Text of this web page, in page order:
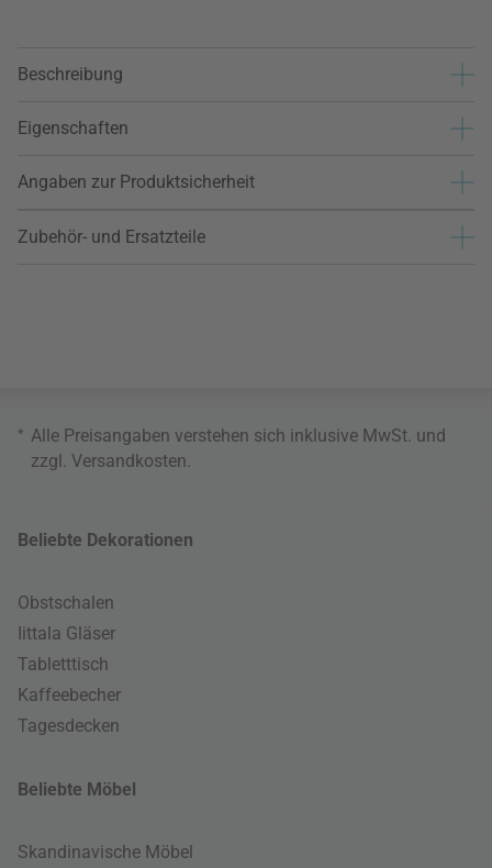
Beschreibung
Eigenschaften
Angaben zur Produktsicherheit
Zubehör- und Ersatzteile
* Alle Preisangaben verstehen sich inklusive MwSt. und
zzgl. Versandkosten
Beliebte Dekorationen
Obstschalen
Iittala Gläser
Tabletttisch
Kaffeebecher
Tagesdecken
Beliebte Möbel
Skandinavische Möbel